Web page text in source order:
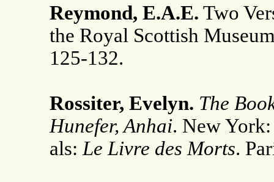
Reymond, E.A.E. Two
the Royal Scottish
125-132.
Rossiter, Evelyn. The
Hunefer, Anhai. New
als: Le Livre des Morts.